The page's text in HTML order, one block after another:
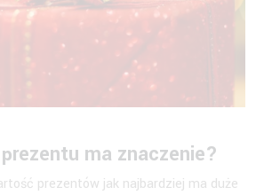
ma znaczenie?
prezentów jak najbardziej ma duże